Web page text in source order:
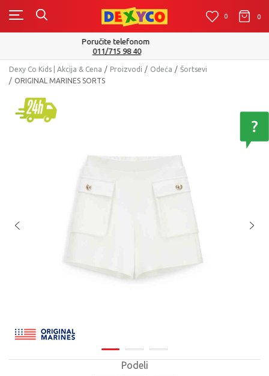
0 0 0
Isporuku možete očekivati u roku od 2 do 4 radna dana!
Pogledaj više
Dexy Co Kids | Akcija & Cena Proizvodi Odeća
Šortsevi
ORIGINAL MARINES SORTS
Podeli